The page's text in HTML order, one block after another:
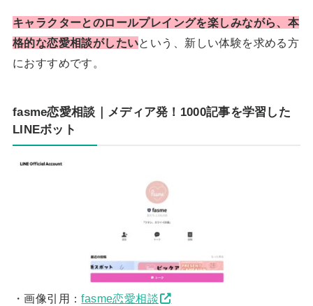
キャラクターとのロールプレイングを楽しみながら、本
格的な恋愛相談がしたいという、新しい体験を求める方
におすすめです。
fasme恋愛相談｜メディア発！1000記事を学習した
LINEボット
・画像引用：fasme恋愛相談